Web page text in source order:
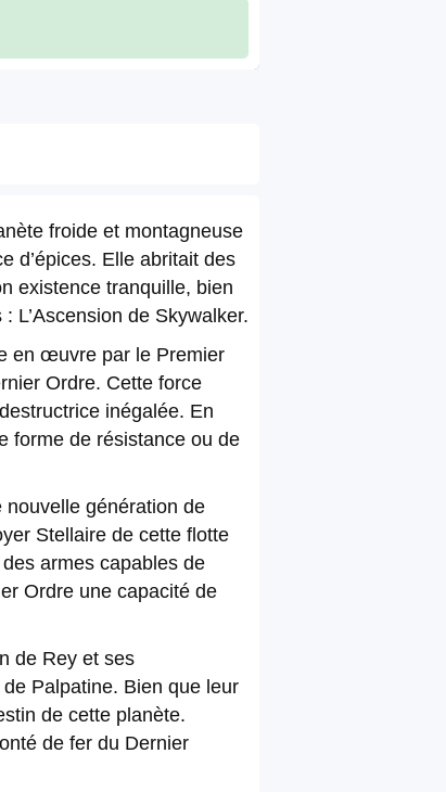
froide et montagneuse
d’épices. Elle abritait des
existence tranquille, bien
L’Ascension de Skywalker.
en œuvre par le Premier
Ordre. Cette force
inégalée. En
forme de résistance ou de
nouvelle génération de
Stellaire de cette flotte
armes capables de
Ordre une capacité de
de Rey et ses
Palpatine. Bien que leur
de cette planète.
de fer du Dernier